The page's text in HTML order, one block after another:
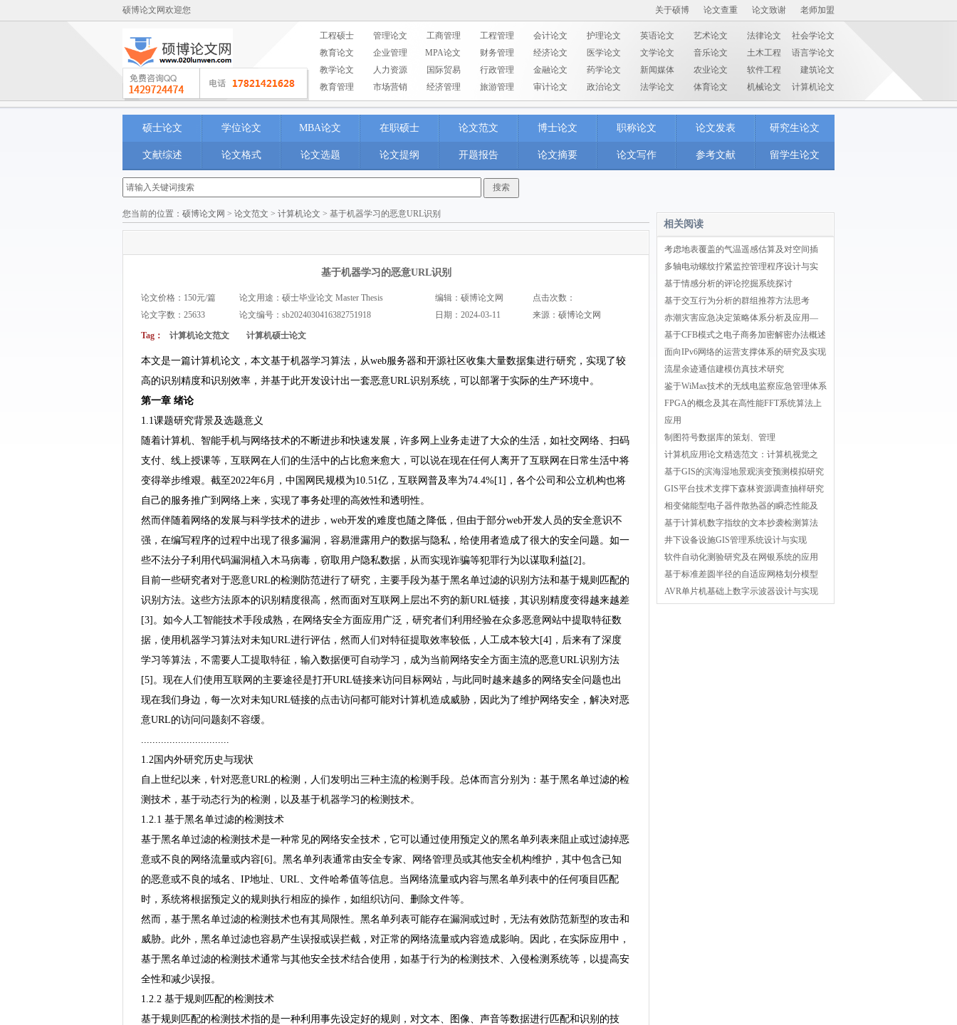
硕博论文网欢迎您 关于硕博 论文查重 论文致谢 老师加盟
工程硕士 管理论文 工商管理 工程管理 会计论文 护理论文 英语论文 艺术论文 法律论文
社会学论文
教育论文
企业管理 MPA论文 财务管理 经济论文 医学论文 文学论文 音乐论文 土木工程
语言学论文
教学论文
人力资源 国际贸易 行政管理 金融论文 药学论文 新闻媒体 农业论文 软件工程
建筑论文
教育管理
市场营销 经济管理 旅游管理 审计论文 政治论文 法学论文 体育论文 机械论文 计算机论文
硕士论文 学位论文 MBA论文 在职硕士 论文范文 博士论文 职称论文 论文发表 研究生论文
文献综述 论文格式 论文选题 论文提纲 开题报告 论文摘要 论文写作 参考文献 留学生论文
您当前的位置： 硕博论文网 > 论文范文 > 计算机论文 > 基于机器学习的恶意URL识别
基于机器学习的恶意URL识别
论文价格：150元/篇 论文用途：硕士毕业论文 Master Thesis 编辑：硕博论文网
点击次数：
论文字数：25633
论文编号： sb2024030416382751918 日期：2024-03-11 来源：硕博论文网
Tag： 计算机论文范文 计算机硕士论文
本文是一篇计算机论文，本文基于机器学习算法，从web服务器和开源社区收集大量数据集进行研究，实现了较
高的识别精度和识别效率，并基于此开发设计出一套恶意URL识别系统，可以部署于实际的生产环境中。
第一章 绪论
1.1课题研究背景及选题意义
随着计算机、智能手机与网络技术的不断进步和快速发展，许多网上业务走进了大众的生活，如社交网络、扫码
支付、线上授课等，互联网在人们的生活中的占比愈来愈大，可以说在现在任何人离开了互联网在日常生活中将
变得举步维艰。截至2022年6月，中国网民规模为10.51亿，互联网普及率为74.4%[1]，各个公司和公立机构也将
自己的服务推广到网络上来，实现了事务处理的高效性和透明性。
然而伴随着网络的发展与科学技术的进步，web开发的难度也随之降低，但由于部分web开发人员的安全意识不
强，在编写程序的过程中出现了很多漏洞，容易泄露用户的数据与隐私，给使用者造成了很大的安全问题。如一
些不法分子利用代码漏洞植入木马病毒，窃取用户隐私数据，从而实现诈骗等犯罪行为以谋取利益[2]。
目前一些研究者对于恶意URL的检测防范进行了研究，主要手段为基于黑名单过滤的识别方法和基于规则匹配的
识别方法。这些方法原本的识别精度很高，然而面对互联网上层出不穷的新URL链接，其识别精度变得越来越差
[3]。如今人工智能技术手段成熟，在网络安全方面应用广泛，研究者们利用经验在众多恶意网站中提取特征数
据，使用机器学习算法对未知URL进行评估，然而人们对特征提取效率较低，人工成本较大[4]，后来有了深度
学习等算法，不需要人工提取特征，输入数据便可自动学习，成为当前网络安全方面主流的恶意URL识别方法
[5]。现在人们使用互联网的主要途径是打开URL链接来访问目标网站，与此同时越来越多的网络安全问题也出
现在我们身边，每一次对未知URL链接的点击访问都可能对计算机造成威胁，因此为了维护网络安全，解决对恶
意URL的访问问题刻不容缓。
1.2国内外研究历史与现状
自上世纪以来，针对恶意URL的检测，人们发明出三种主流的检测手段。总体而言分别为：基于黑名单过滤的检
测技术，基于动态行为的检测，以及基于机器学习的检测技术。
1.2.1 基于黑名单过滤的检测技术
基于黑名单过滤的检测技术是一种常见的网络安全技术，它可以通过使用预定义的黑名单列表来阻止或过滤掉恶
意或不良的网络流量或内容[6]。黑名单列表通常由安全专家、网络管理员或其他安全机构维护，其中包含已知
的恶意或不良的域名、IP地址、URL、文件哈希值等信息。当网络流量或内容与黑名单列表中的任何项目匹配
时，系统将根据预定义的规则执行相应的操作，如组织访问、删除文件等。
然而，基于黑名单过滤的检测技术也有其局限性。黑名单列表可能存在漏洞或过时，无法有效防范新型的攻击和
威胁。此外，黑名单过滤也容易产生误报或误拦截，对正常的网络流量或内容造成影响。因此，在实际应用中，
基于黑名单过滤的检测技术通常与其他安全技术结合使用，如基于行为的检测技术、入侵检测系统等，以提高安
全性和减少误报。
1.2.2 基于规则匹配的检测技术
基于规则匹配的检测技术指的是一种利用事先设定好的规则，对文本、图像、声音等数据进行匹配和识别的技
相关阅读
考虑地表覆盖的气温遥感估算及对空间插
多轴电动螺纹拧紧监控管理程序设计与实
基于情感分析的评论挖掘系统探讨
基于交互行为分析的群组推荐方法思考
赤潮灾害应急决定策略体系分析及应用—
基于CFB模式之电子商务加密解密办法概述
面向IPv6网络的运营支撑体系的研究及实现
流星余迹通信建模仿真技术研究
鉴于WiMax技术的无线电监察应急管理体系
FPGA的概念及其在高性能FFT系统算法上
应用
制图符号数据库的策划、管理
计算机应用论文精选范文：计算机视觉之
基于GIS的滨海湿地景观演变预测模拟研究
GIS平台技术支撑下森林资源调查抽样研究
相变储能型电子器件散热器的瞬态性能及
基于计算机数字指纹的文本抄袭检测算法
井下设备设施GIS管理系统设计与实现
软件自动化测验研究及在网银系统的应用
基于标准差圆半径的自适应网格划分模型
AVR单片机基础上数字示波器设计与实现